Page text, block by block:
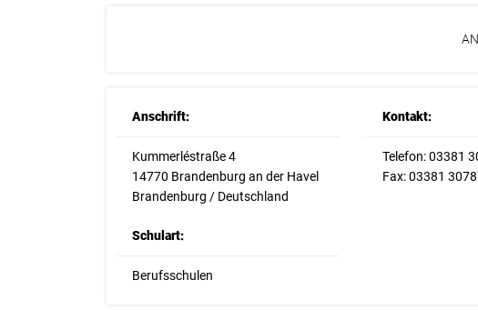
Anschrift:
Kummerléstraße 4
14770 Brandenburg an der Havel
Brandenburg / Deutschland
Kontakt:
Telefon: 03381
Fax: 03381
Schulart:
Berufsschulen